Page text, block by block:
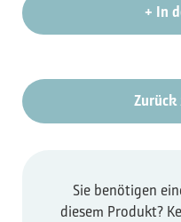
+ In
Zurück
Sie benötigen
diesem Produkt?